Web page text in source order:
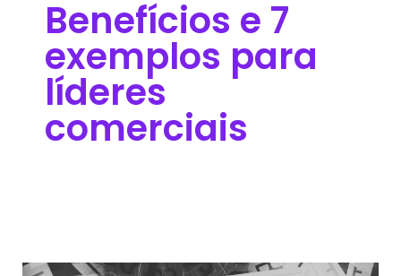
Benefícios e 7
exemplos para
líderes
comerciais